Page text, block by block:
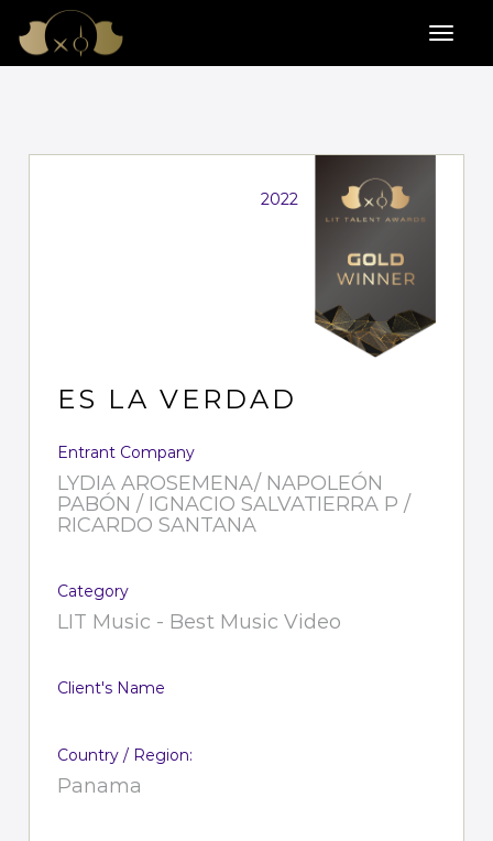
2022
ES LA VERDAD
Entrant Company
LYDIA AROSEMENA/ NAPOLEÓN
PABÓN / IGNACIO SALVATIERRA P /
RICARDO SANTANA
Category
LIT Music - Best Music Video
Client's Name
Country / Region:
Panama